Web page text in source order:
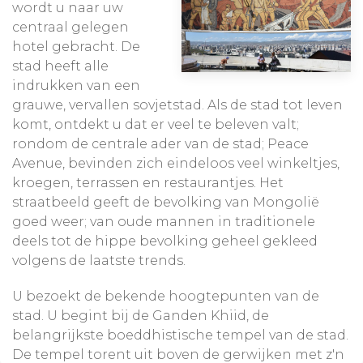
wordt u naar uw
centraal gelegen
hotel gebracht. De
stad heeft alle
indrukken van een
grauwe, vervallen sovjetstad. Als de stad tot leven
komt, ontdekt u dat er veel te beleven valt;
rondom de centrale ader van de stad; Peace
Avenue, bevinden zich eindeloos veel winkeltjes,
kroegen, terrassen en restaurantjes. Het
straatbeeld geeft de bevolking van Mongolië
goed weer; van oude mannen in traditionele
deels tot de hippe bevolking geheel gekleed
volgens de laatste trends.
U bezoekt de bekende hoogtepunten van de
stad. U begint bij de Ganden Khiid, de
belangrijkste boeddhistische tempel van de stad.
De tempel torent uit boven de gerwijken met z'n